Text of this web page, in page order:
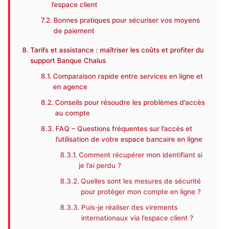
l’espace client
Bonnes pratiques pour sécuriser vos moyens
de paiement
Tarifs et assistance : maîtriser les coûts et profiter du
support Banque Chalus
Comparaison rapide entre services en ligne et
en agence
Conseils pour résoudre les problèmes d’accès
au compte
FAQ – Questions fréquentes sur l’accès et
l’utilisation de votre espace bancaire en ligne
Comment récupérer mon identifiant si
je l’ai perdu ?
Quelles sont les mesures de sécurité
pour protéger mon compte en ligne ?
Puis-je réaliser des virements
internationaux via l’espace client ?